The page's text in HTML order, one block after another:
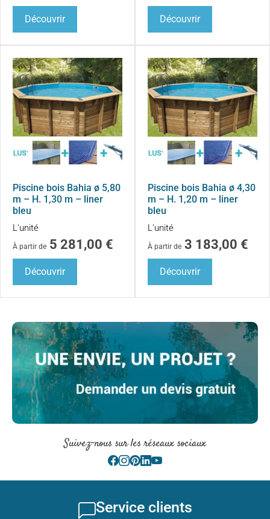
Découvrir Découvrir
Piscine bois Bahia ø 5,80
m – H. 1,30 m – liner
bleu
L'unité
À partir de 5 281,00 €
Découvrir
Piscine bois Bahia ø 4,30
m – H. 1,20 m – liner
bleu
L'unité
À partir de 3 183,00 €
Découvrir
Suivez-nous sur les réseaux sociaux
Service clients